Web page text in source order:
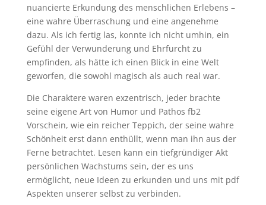
nuancierte Erkundung des menschlichen Erlebens –
eine wahre Überraschung und eine angenehme
dazu. Als ich fertig las, konnte ich nicht umhin, ein
Gefühl der Verwunderung und Ehrfurcht zu
empfinden, als hätte ich einen Blick in eine Welt
geworfen, die sowohl magisch als auch real war.
Die Charaktere waren exzentrisch, jeder brachte
seine eigene Art von Humor und Pathos fb2
Vorschein, wie ein reicher Teppich, der seine wahre
Schönheit erst dann enthüllt, wenn man ihn aus der
Ferne betrachtet. Lesen kann ein tiefgründiger Akt
persönlichen Wachstums sein, der es uns
ermöglicht, neue Ideen zu erkunden und uns mit pdf
Aspekten unserer selbst zu verbinden.